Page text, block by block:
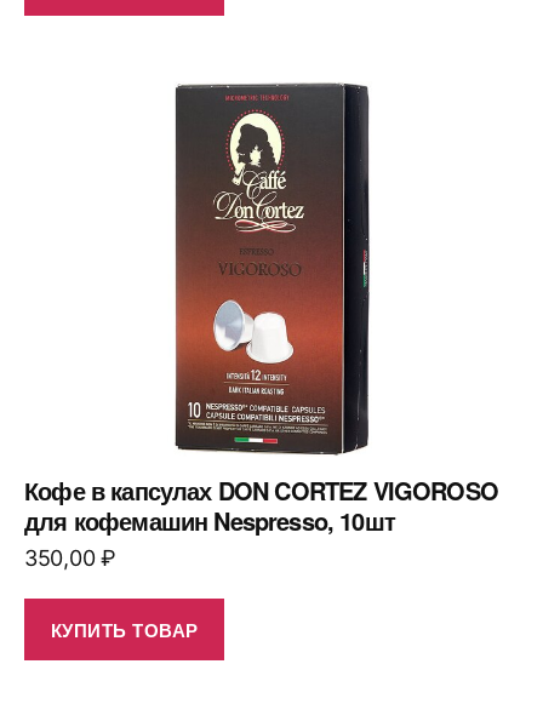
Кофе в капсулах DON CORTEZ VIGOROSO
для кофемашин Nespresso, 10шт
350,00₽
КУПИТЬ ТОВАР